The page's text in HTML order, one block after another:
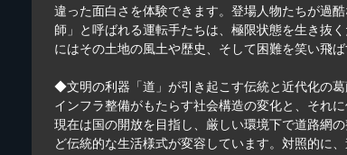
違った面白さを体験できます。登場人物たちが過
師」と呼ばれる運転手たちは、極限状態を生き抜
にはその土地の風土や歴史、そして困難を笑い飛
◆文明の利器「道」が引き起こす伝統と近代化の
インフラ整備がもたらす社会構造の変化と、それ
現在は国の開放を目指し、厳しい環境下で道路網
ど伝統的な生活様式が変容しています。対照的に